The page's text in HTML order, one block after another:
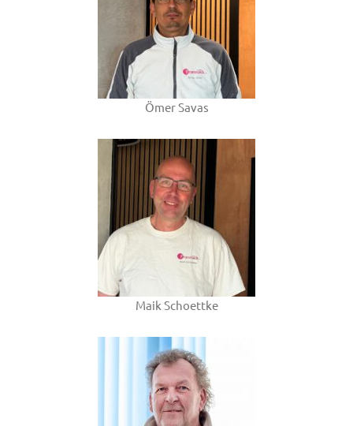
Ömer Savas
Maik Schoettke